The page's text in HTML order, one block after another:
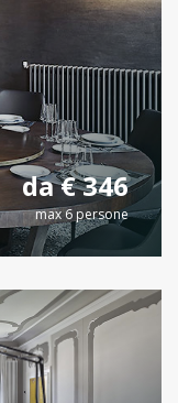
da € 346
max 6 persone